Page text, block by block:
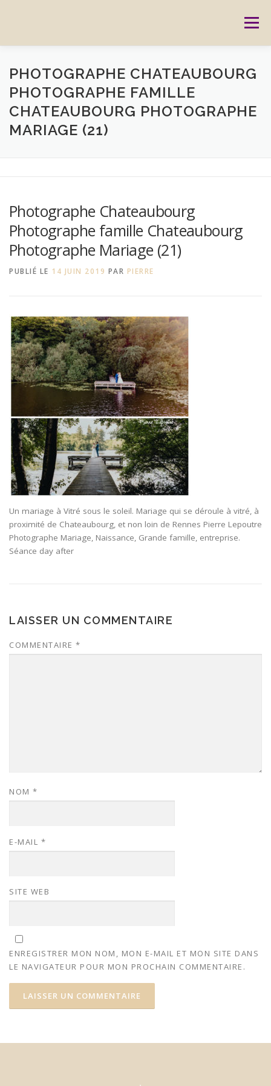
Menu
ACCUEIL PRESTATIONS CARTES CADEAUX
RÉSERVATION GALERIE BLOG CONTACT
PHOTOGRAPHE CHATEAUBOURG
PHOTOGRAPHE FAMILLE
CHATEAUBOURG PHOTOGRAPHE
MARIAGE (21)
Photographe Chateaubourg
Photographe famille Chateaubourg
Photographe Mariage (21)
PUBLIÉ LE 14 JUIN 2019 PAR PIERRE
Un mariage à Vitré sous le soleil. Mariage qui se déroule à vitré, à
proximité de Chateaubourg, et non loin de Rennes Pierre Lepoutre
Photographe Mariage, Naissance, Grande famille, entreprise.
Séance day after
LAISSER UN COMMENTAIRE
COMMENTAIRE *
NOM *
E-MAIL *
SITE WEB
ENREGISTRER MON NOM, MON E-MAIL ET MON SITE DANS
LE NAVIGATEUR POUR MON PROCHAIN COMMENTAIRE.